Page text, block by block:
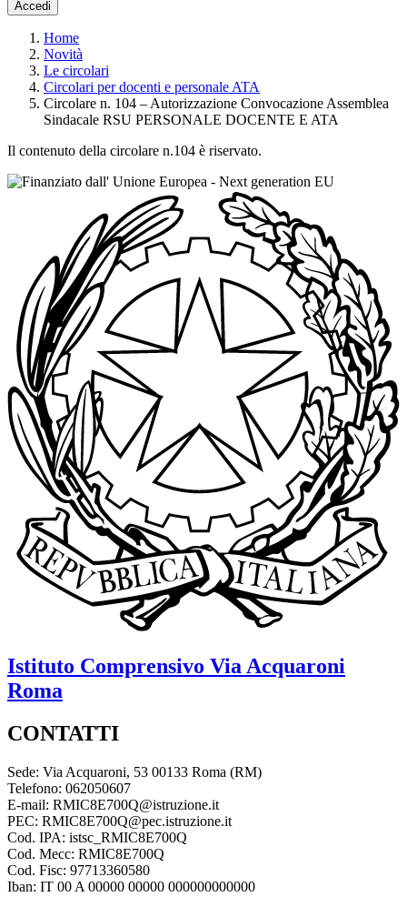
Accedi
Home
Novità
Le circolari
Circolari per docenti e personale ATA
Circolare n. 104 – Autorizzazione Convocazione Assemblea
Sindacale RSU PERSONALE DOCENTE E ATA
Il contenuto della circolare n.104 è riservato.
Istituto Comprensivo Via Acquaroni
Roma
CONTATTI
Sede: Via Acquaroni, 53 00133 Roma (RM)
Telefono: 062050607
E-mail: RMIC8E700Q@istruzione.it
PEC: RMIC8E700Q@pec.istruzione.it
Cod. IPA: istsc_RMIC8E700Q
Cod. Mecc: RMIC8E700Q
Cod. Fisc: 97713360580
Iban: IT 00 A 00000 00000 000000000000